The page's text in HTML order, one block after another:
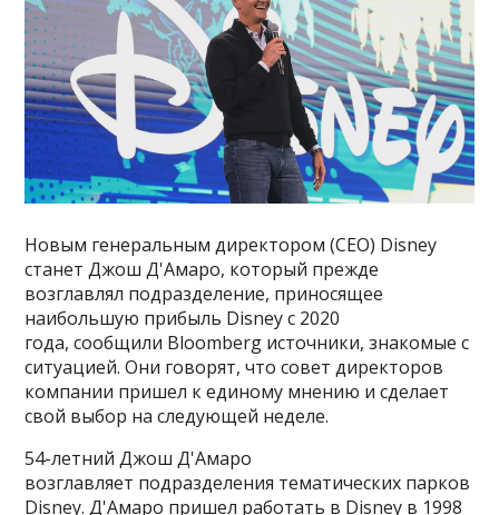
Новым генеральным директором (CEO) Disney
станет Джош Д'Амаро, который прежде
возглавлял подразделение, приносящее
наибольшую прибыль Disney с 2020
года, сообщили Bloomberg источники, знакомые с
ситуацией. Они говорят, что совет директоров
компании пришел к единому мнению и сделает
свой выбор на следующей неделе.
54-летний Джош Д'Амаро
возглавляет подразделения тематических парков
Disney. Д'Амаро пришел работать в Disney в 1998